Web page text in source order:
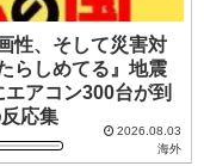
性、そして災害対
らしめてる』地震
アコン300台が到
応集
2026.08.03
海外